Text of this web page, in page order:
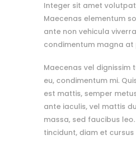
Integer sit amet
Maecenas elementum
ante non vehicula
condimentum magna at
Maecenas vel dignissim
eu, condimentum mi.
est mattis, semper
ante iaculis, vel mattis
massa, sed faucibus
tincidunt, diam et